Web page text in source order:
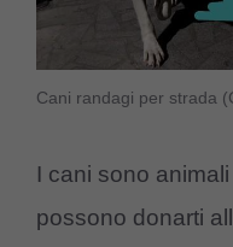
Cani randagi per strada
I cani sono
possono donarti